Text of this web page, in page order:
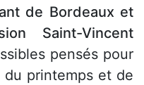
de Bordeaux et
Saint-Vincent
pensés pour
du printemps et de